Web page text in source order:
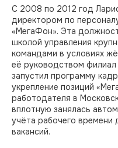
С 2008 по 2012 год
директором по
«МегаФон». Эта
школой управления
командами в условиях
её руководством
запустил программу
укрепление позиций
работодателя в
вплотную занялась
учёта рабочего времени
вакансий.